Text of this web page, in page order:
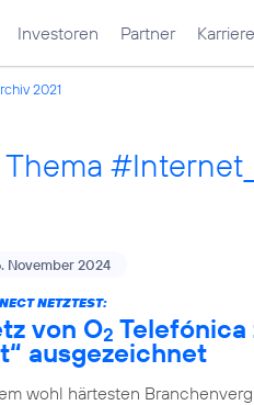
Investoren Partner Karriere
2021
November 2024
NETZTEST:
von O2 Telefónica
ausgezeichnet
wohl härtesten